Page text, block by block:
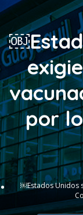
por
￼Estados Unidos